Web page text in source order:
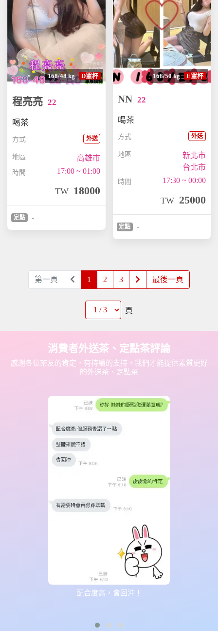
168/48 kg D罩杯
程亮亮22
喝茶
方式 外送
地區 高雄市
時間 17:00 ~ 01:00
TW 18000
定點 -
168/50 kg E罩杯
NN 22
喝茶
方式 外送
地區
新北市
台北市
時間 17:30 ~ 00:00
TW 25000
定點 -
第一頁 1 2 3 最後一頁
頁
消費者外送茶、定點茶評論
感謝各位茶友的肯定，有持續的支持，我們才能提供素質更好
的外送茶、定點茶
配合度高，會回沖！